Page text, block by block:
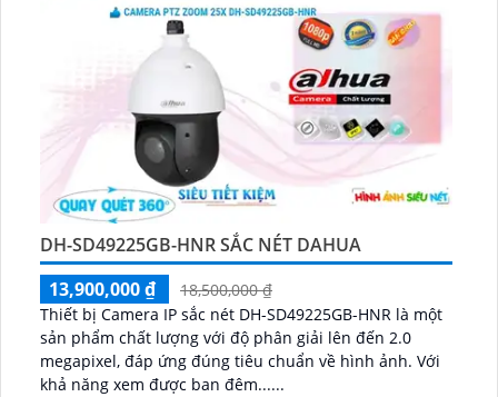
DH-SD49225GB-HNR SẮC NÉT DAHUA
13,900,000 ₫
18,500,000 ₫
Thiết bị Camera IP sắc nét DH-SD49225GB-HNR là một
sản phẩm chất lượng với độ phân giải lên đến 2.0
megapixel, đáp ứng đúng tiêu chuẩn về hình ảnh. Với
khả năng xem được ban đêm......